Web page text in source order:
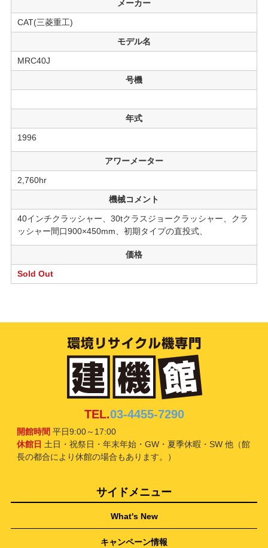
メーカー
CAT(三菱重工)
モデル名
MRC40J
号機
年式
1996
アワーメーター
2,760hr
機械コメント
40インチクラッシャー、30tクラスジョークラッシャー、クラ
ッシャー間口900×450mm、初期タイプの直投式、
価格
Sold Out
TEL.03-4455-7290
開館時間 平日9:00～17:00
休館日 土日・祝祭日・年末年始・GW・夏季休暇・SW 他（館
長の都合により休館の場合もあります。）
サイドメニュー
What's New
キャンペーン情報